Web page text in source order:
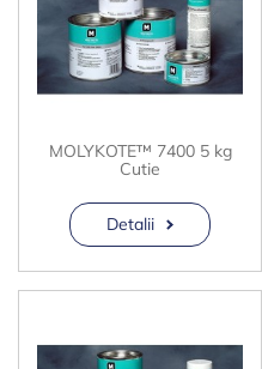
MOLYKOTE™ 7400 5 kg
Cutie
Detalii